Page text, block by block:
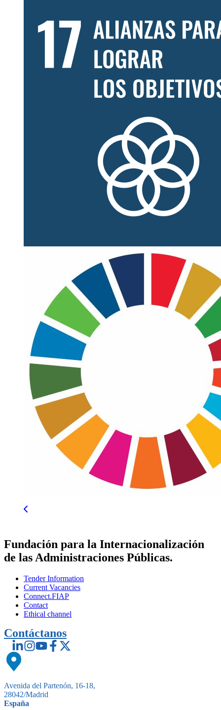
Fundación para la Internacionalización
de las Administraciones Públicas.
Tender Information
Current Vacancies
Connect.FIAP
Contact
Ethical channel
Contáctanos
Avenida del Partenón, 16-18,
28042/Madrid
España